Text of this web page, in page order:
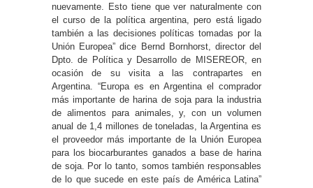
nuevamente. Esto tiene que ver naturalmente con
el curso de la política argentina, pero está ligado
también a las decisiones políticas tomadas por la
Unión Europea” dice Bernd Bornhorst, director del
Dpto. de Política y Desarrollo de MISEREOR, en
ocasión de su visita a las contrapartes en
Argentina. “Europa es en Argentina el comprador
más importante de harina de soja para la industria
de alimentos para animales, y, con un volumen
anual de 1,4 millones de toneladas, la Argentina es
el proveedor más importante de la Unión Europea
para los biocarburantes ganados a base de harina
de soja. Por lo tanto, somos también responsables
de lo que sucede en este país de América Latina”